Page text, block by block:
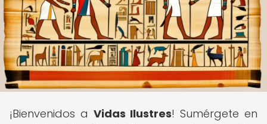
¡Bienvenidos a Vidas Ilustres! Sumérgete en